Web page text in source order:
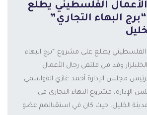
الفلسطيني يطلع
البهاء التجاري”
الفلسطيني يطلع على مشروع “برج البهاء
وفد من ملتقى رجال الأعمال
مجلس الإدارة أحمد غازي القواسمي
الإدارة، مشروع البهاء التجاري في
الخليل، حيث كان في استقبالهم عضو